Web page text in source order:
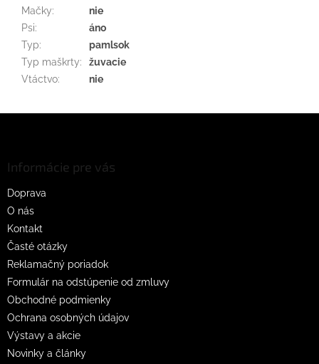
Mačky:
nie
Psi:
áno
Typ:
pamlsok
Typ maškrty:
žuvacie
Vtáctvo: nie
Informácie pre vás
Doprava
O nás
Kontakt
Časté otázky
Reklamačný poriadok
Formulár na odstúpenie od zmluvy
Obchodné podmienky
Ochrana osobných údajov
Výstavy a akcie
Novinky a články